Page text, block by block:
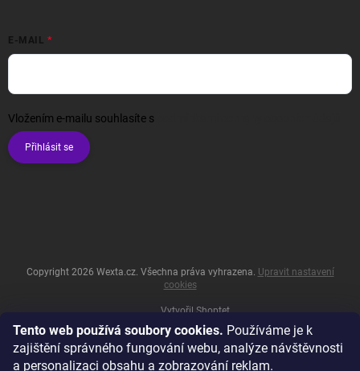
Tento web používá soubory cookies. Používáme je k
zajištění správného fungování webu, analýze návštěvnosti
a personalizaci obsahu a zobrazování reklam.
E-MAIL
Vložením e-mailu souhlasíte s
Přihlásit se
Vytvořil Shoptet
Copyright 2026 Wexta.cz. Všechna práva vyhrazena. Upravit nastavení
cookies